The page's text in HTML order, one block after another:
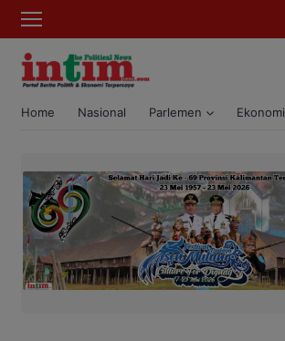
Home Nasional Parlemen Ekonomi